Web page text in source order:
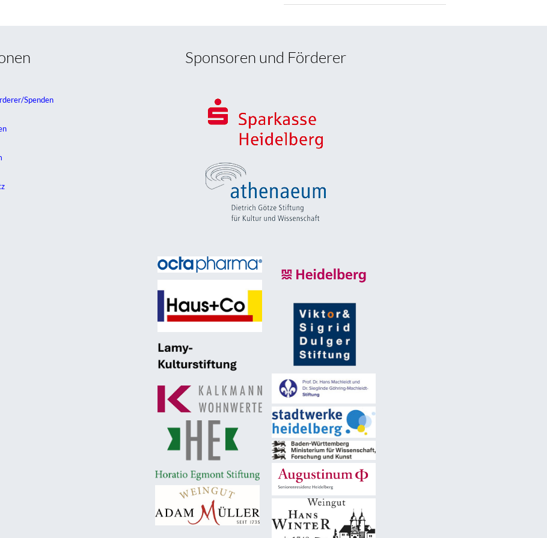
Spenden
Sponsoren und Förderer